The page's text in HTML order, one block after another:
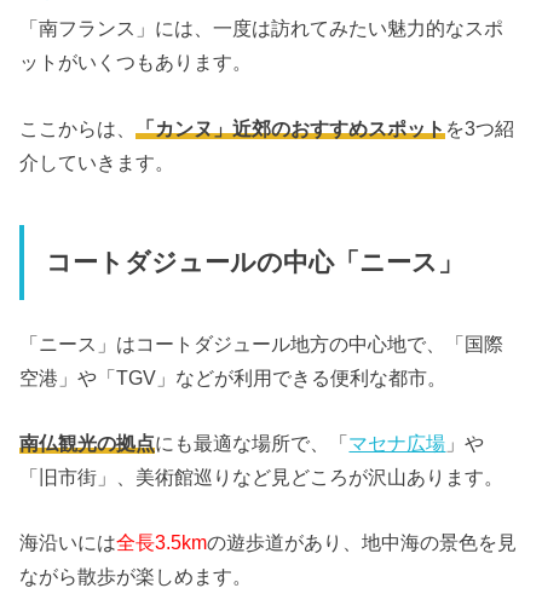
「南フランス」には、一度は訪れてみたい魅力的なスポ
ットがいくつもあります。
ここからは、「カンヌ」近郊のおすすめスポットを3つ紹
介していきます。
コートダジュールの中心「ニース」
「ニース」はコートダジュール地方の中心地で、「国際
空港」や「TGV」などが利用できる便利な都市。
南仏観光の拠点にも最適な場所で、「マセナ広場 」や
「旧市街」、美術館巡りなど見どころが沢山あります。
海沿いには全長3.5kmの遊歩道があり、地中海の景色を見
ながら散歩が楽しめます。